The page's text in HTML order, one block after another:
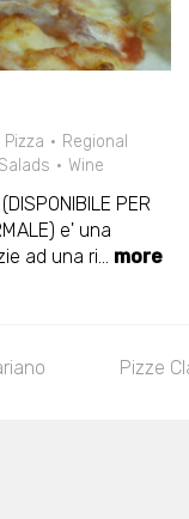
Pizza
Regional
Salads Wine
PER
e' una
ad una ri... more
Pizze